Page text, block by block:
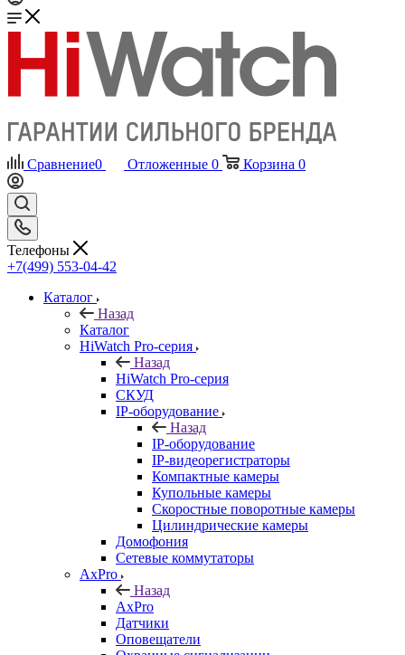
Сравнение0 Отложенные 0 Корзина 0
Телефоны
+7(499) 553-04-42
Каталог
Назад
Каталог
HiWatch Pro-серия
Назад
HiWatch Pro-серия
CКУД
IP-оборудование
Назад
IP-оборудование
IP-видеорегистраторы
Компактные камеры
Купольные камеры
Скоростные поворотные камеры
Цилиндрические камеры
Домофония
Сетевые коммутаторы
AxPro
Назад
AxPro
Датчики
Оповещатели